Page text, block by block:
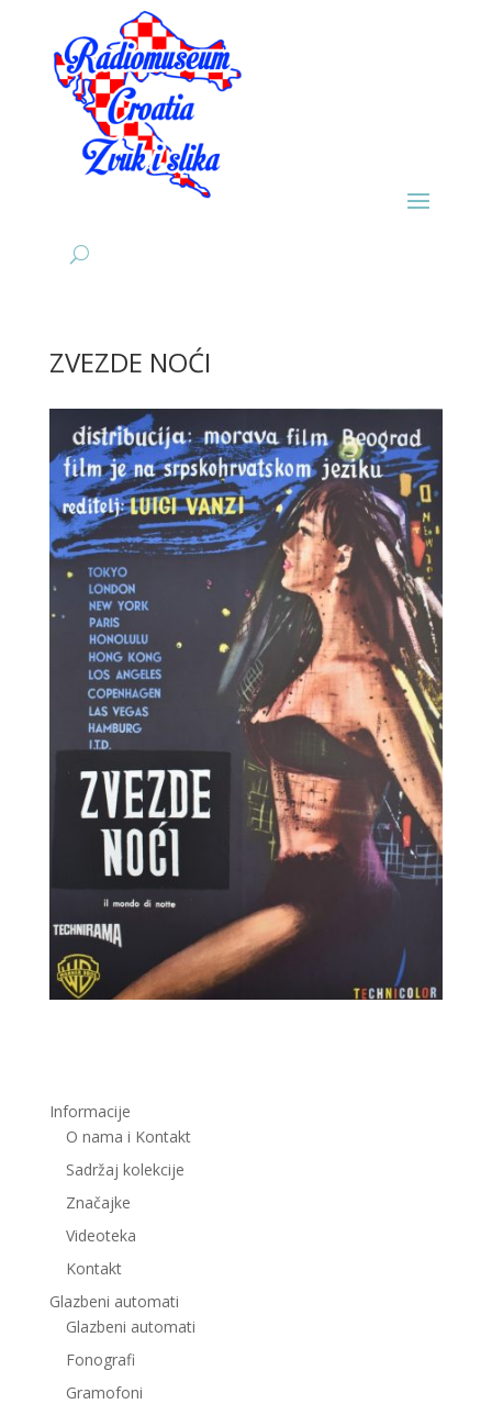
ZVEZDE NOĆI
Informacije
O nama i Kontakt
Sadržaj kolekcije
Značajke
Videoteka
Kontakt
Glazbeni automati
Glazbeni automati
Fonografi
Gramofoni